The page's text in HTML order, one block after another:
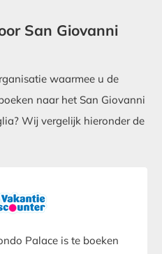
San Giovanni
waarmee u de
naar het San Giovanni
Wij vergelijk hieronder de
Palace is te boeken